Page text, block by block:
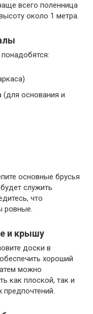
всего поленница
около 1 метра.
основания и
основные брусья
служить
что
ровные.
и крышу
доски в
хороший
можно
как плоской, так и
предпочтений.